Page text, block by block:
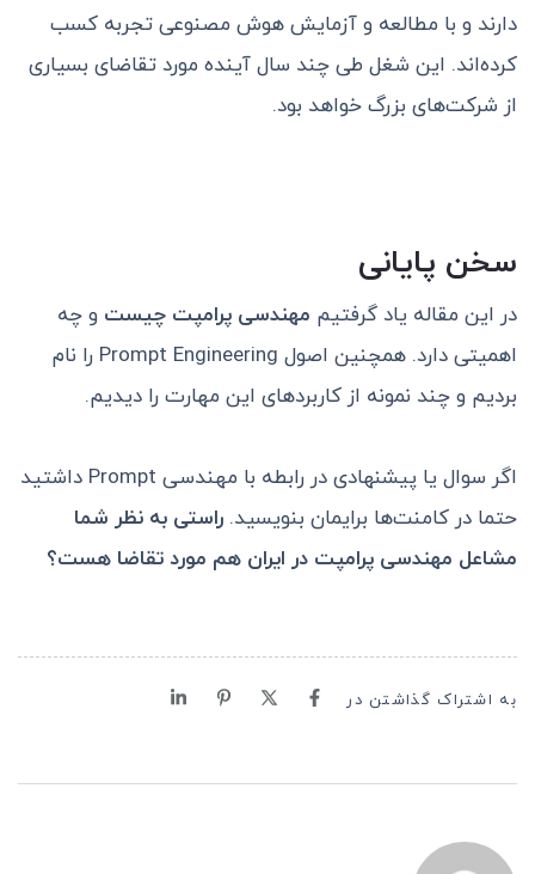
دارند و با مطالعه و آزمایش هوش مصنوعی تجربه کسب
کرده‌اند. این شغل طی چند سال آینده مورد تقاضای بسیاری
از شرکت‌های بزرگ خواهد بود.
سخن پایانی
در این مقاله یاد گرفتیم مهندسی پرامپت چیست و چه
اهمیتی دارد. همچنین اصول Prompt Engineering را نام
بردیم و چند نمونه از کاربردهای این مهارت را دیدیم.
اگر سوال یا پیشنهادی در رابطه با مهندسی Prompt داشتید
حتما در کامنت‌ها برایمان بنویسید. راستی به نظر شما
مشاعل مهندسی پرامپت در ایران هم مورد تقاضا هست؟
به اشتراک گذاشتن در